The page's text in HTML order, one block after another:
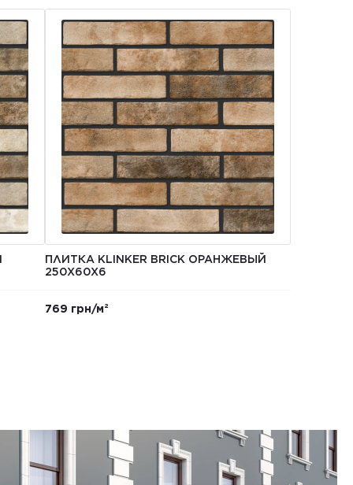
ПЛИТКА KLINKER BRICK ОРАНЖЕВЫЙ
250Х60Х6
769 грн/м²